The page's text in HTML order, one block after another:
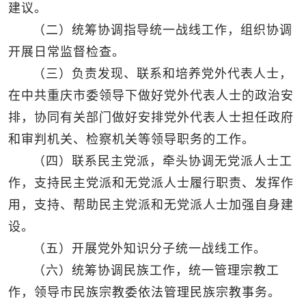
建议。
（二）统筹协调指导统一战线工作，组织协调
开展日常监督检查。
（三）负责发现、联系和培养党外代表人士，
在中共重庆市委领导下做好党外代表人士的政治安
排，协同有关部门做好安排党外代表人士担任政府
和审判机关、检察机关等领导职务的工作。
（四）联系民主党派，牵头协调无党派人士工
作，支持民主党派和无党派人士履行职责、发挥作
用，支持、帮助民主党派和无党派人士加强自身建
设。
（五）开展党外知识分子统一战线工作。
（六）统筹协调民族工作，统一管理宗教工
作，领导市民族宗教委依法管理民族宗教事务。